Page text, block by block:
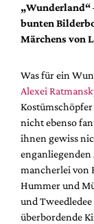
Service
Shop / Abo
Newsletter
Redaktion
Autor:innen
Partner
Mediadaten
Suche
„Wunderland“
bunten
Märchens von
Was für ein
Alexei
Kostümschöpfer
nicht ebenso
ihnen gewiss
mancherlei von
Hummer und
und
überbordende